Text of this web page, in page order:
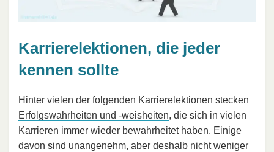
Karrierelektionen, die jeder
kennen sollte
Hinter vielen der folgenden Karrierelektionen stecken
Erfolgswahrheiten und -weisheiten, die sich in vielen
Karrieren immer wieder bewahrheitet haben. Einige
davon sind unangenehm, aber deshalb nicht weniger